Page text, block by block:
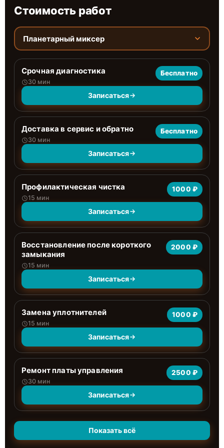
Стоимость работ
Планетарный миксер
Срочная диагностика
30 мин
Бесплатно
Записаться
Доставка в сервис и обратно
30 мин
Бесплатно
Записаться
Профилактическая чистка
15 мин
1000 ₽
Записаться
Восстановление после короткого
замыкания
15 мин
2000 ₽
Записаться
Замена уплотнителей
15 мин
1000 ₽
Записаться
Ремонт платы управления
30 мин
2500 ₽
Записаться
Показать всё